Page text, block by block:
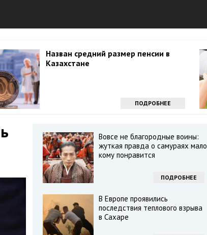
Назван средний размер пенсии в
Казахстане
ПОДРОБНЕЕ
Вовсе не благородные воины:
жуткая правда о самураях мало
кому понравится
ПОДРОБНЕЕ
В Европе проявились
последствия теплового взрыва
в Сахаре